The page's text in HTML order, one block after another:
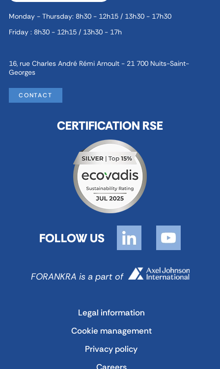
Monday - Thursday: 8h30 - 12h15 / 13h30 - 17h30
Friday : 8h30 - 12h15 / 13h30 - 17h
16, rue Charles André Rémi Arnoult - 21 700 Nuits-Saint-
Georges
CONTACT
CERTIFICATION RSE
FOLLOW US
FORANKRA is a part of
Legal information
Cookie management
Privacy policy